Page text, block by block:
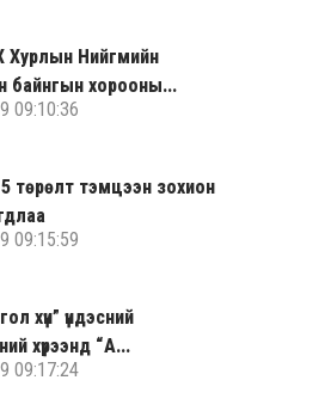
Нийгмийн
байнгын хорооны...
09:10:36
төрөлт тэмцээн зохион
09:15:59
хүн” үндэсний
хүрээнд “А...
09:17:24